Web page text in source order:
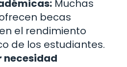
Muchas
becas
el rendimiento
de los estudiantes.
necesidad